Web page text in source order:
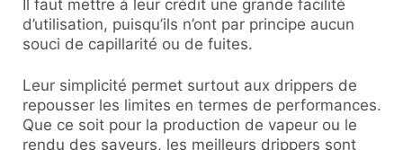
Il faut mettre à leur crédit une grande facilité
d’utilisation, puisqu’ils n’ont par principe aucun
souci de capillarité ou de fuites.
Leur simplicité permet surtout aux drippers de
repousser les limites en termes de performances.
Que ce soit pour la production de vapeur ou le
rendu des saveurs, les meilleurs drippers sont